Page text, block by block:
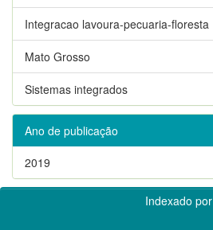
Integracao lavoura-pecuaria-floresta
Mato Grosso
Sistemas integrados
Ano de publicação
2019
Indexado por